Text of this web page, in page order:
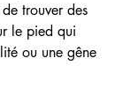
trouver des
le pied qui
ou une gêne